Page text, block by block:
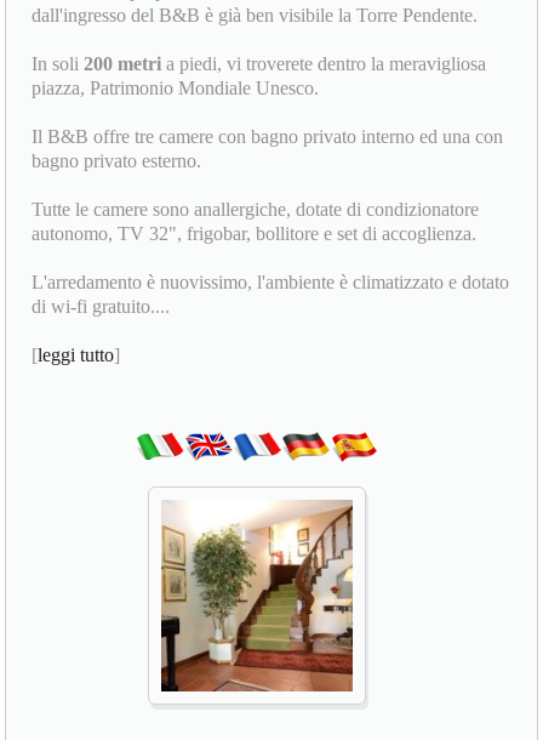
dall'ingresso del B&B è già ben visibile la Torre Pendente.
In soli 200 metri a piedi, vi troverete dentro la meravigliosa
piazza, Patrimonio Mondiale Unesco.
Il B&B offre tre camere con bagno privato interno ed una con
bagno privato esterno.
Tutte le camere sono anallergiche, dotate di condizionatore
autonomo, TV 32", frigobar, bollitore e set di accoglienza.
L'arredamento è nuovissimo, l'ambiente è climatizzato e dotato
di wi-fi gratuito....
[leggi tutto]